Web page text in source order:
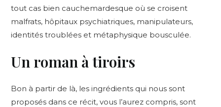
tout cas bien cauchemardesque où se croisent
malfrats, hôpitaux psychiatriques, manipulateurs,
identités troublées et métaphysique bousculée.
Un roman à tiroirs
Bon à partir de là, les ingrédients qui nous sont
proposés dans ce récit, vous l’aurez compris, sont